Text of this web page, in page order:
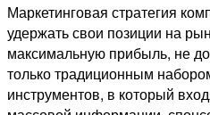
Маркетинговая стратегия
удержать свои позиции на
максимальную прибыль, не
только традиционным
инструментов, в который